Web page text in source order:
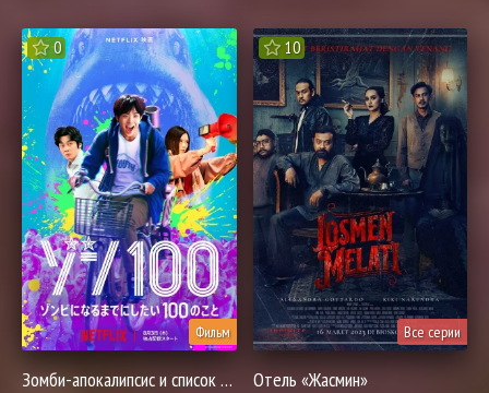
0
Фильм
Зомби-апокалипсис и список из 100 дел, что я выполню перед смертью
10
Все серии
Отель «Жасмин»